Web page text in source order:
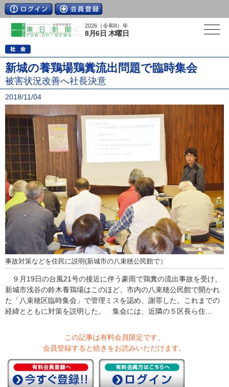
2026（令和8）年
8月6日 木曜日
新城の養鶏場鶏糞流出問題で臨時集会
被害状況改善へ社長決意
2018/11/04
事故対策などを住民に説明(新城市の八束穂公民館で）
９月19日の台風21号の接近に伴う豪雨で鶏糞の流出事故を受け、
新城市浅谷の鈴木養鶏場はこのほど、市内の八束穂公民館で開かれ
た「八束穂区臨時集会」で管理ミスを認め、謝罪した。これまでの
経緯とともに対策を説明した。 集会には、近隣の５区長ら住...
この記事は有料会員限定です。
会員登録すると続きをお読みいただけます。